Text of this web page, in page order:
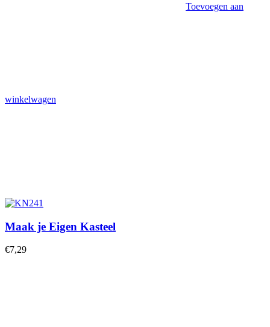
Toevoegen aan
winkelwagen
Maak je Eigen Kasteel
€7,29